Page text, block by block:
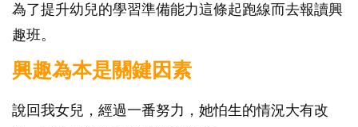
為了提升幼兒的學習準備能力這條起跑線而去報讀興
趣班。
興趣為本是關鍵因素
說回我女兒，經過一番努力，她怕生的情況大有改